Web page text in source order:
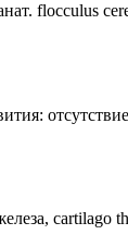
flocculus